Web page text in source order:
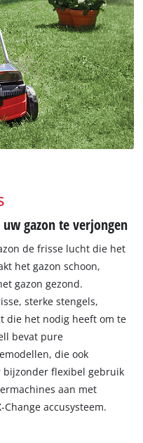
gazon te verjongen
de frisse lucht die het
het gazon schoon,
gazon gezond.
sterke stengels,
die het nodig heeft om te
bevat pure
die ook
bijzonder flexibel gebruik
aan met
accusysteem.